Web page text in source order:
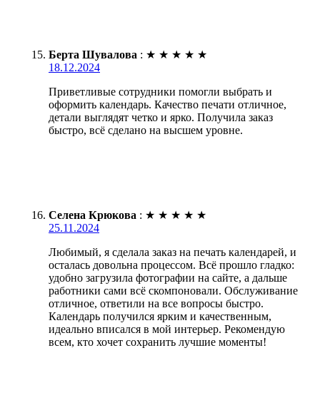
Берта Шувалова : ★ ★ ★ ★ ★
18.12.2024
Приветливые сотрудники помогли выбрать и
оформить календарь. Качество печати отличное,
детали выглядят четко и ярко. Получила заказ
быстро, всё сделано на высшем уровне.
Селена Крюкова : ★ ★ ★ ★ ★
25.11.2024
Любимый, я сделала заказ на печать календарей, и
осталась довольна процессом. Всё прошло гладко:
удобно загрузила фотографии на сайте, а дальше
работники сами всё скомпоновали. Обслуживание
отличное, ответили на все вопросы быстро.
Календарь получился ярким и качественным,
идеально вписался в мой интерьер. Рекомендую
всем, кто хочет сохранить лучшие моменты!